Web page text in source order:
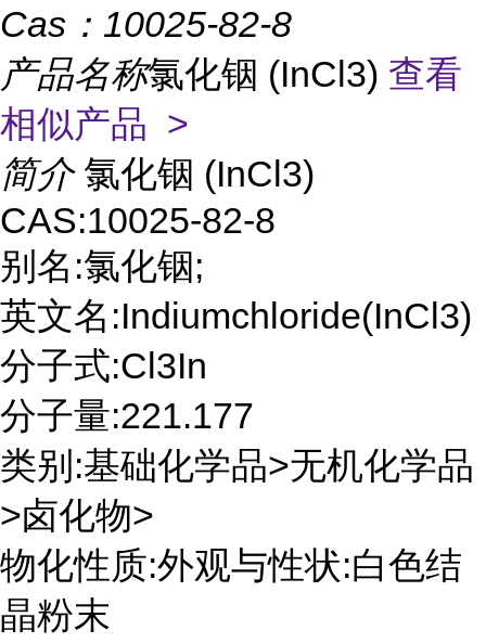
Cas： 10025-82-8
产品名称氯化铟 (InCl3) 查看
相似产品 >
简介 氯化铟 (InCl3)
CAS:10025-82-8
别名:氯化铟;
英文名:Indiumchloride(InCl3)
分子式:Cl3In
分子量:221.177
类别:基础化学品>无机化学品
>卤化物>
物化性质:外观与性状:白色结
晶粉末